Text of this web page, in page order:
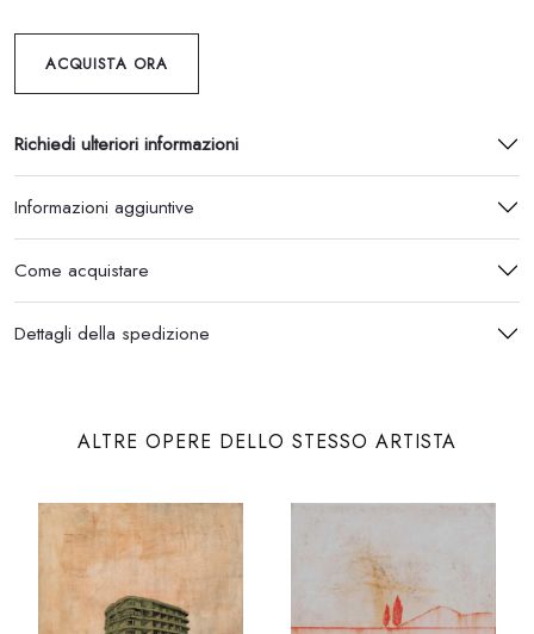
ACQUISTA ORA
Richiedi ulteriori informazioni
Informazioni aggiuntive
Come acquistare
Dettagli della spedizione
ALTRE OPERE DELLO STESSO ARTISTA